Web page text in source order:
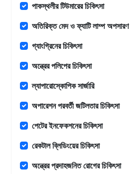
পাকস্থলীর টিউমারের চিকিৎসা
অতিরিক্ত মেদ ও ফ্যাটি লাম্প অপসারণ
গ্যাংগ্রিনের চিকিৎসা
অন্ত্রের পলিপের চিকিৎসা
ল্যাপারোস্কোপিক সার্জারি
অপারেশন পরবর্তী জটিলতার চিকিৎসা
পেটের ইনফেকশনের চিকিৎসা
রেকটাল ব্লিডিংয়ের চিকিৎসা
অন্ত্রের প্রদাহজনিত রোগের চিকিৎসা